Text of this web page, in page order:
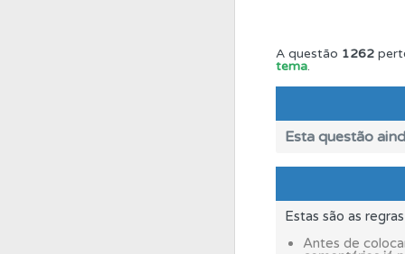
Perfil Veja as
A questão 1262
tema.
Esta questão
Estas são as
Antes de